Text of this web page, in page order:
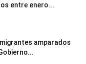
entre enero...
amparados